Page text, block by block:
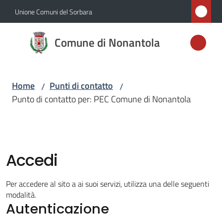
Vai al contenuto
Vai alla navigazione
Vai al footer
Unione Comuni del Sorbara
Comune di Nonantola
Comune di
Nonantola
Amministrazione
Nonantola
Home / Punti di contatto /
Punto di contatto per: PEC Comune di Nonantola
Accedi
Per accedere al sito a ai suoi servizi, utilizza una delle seguenti
modalità.
Autenticazione